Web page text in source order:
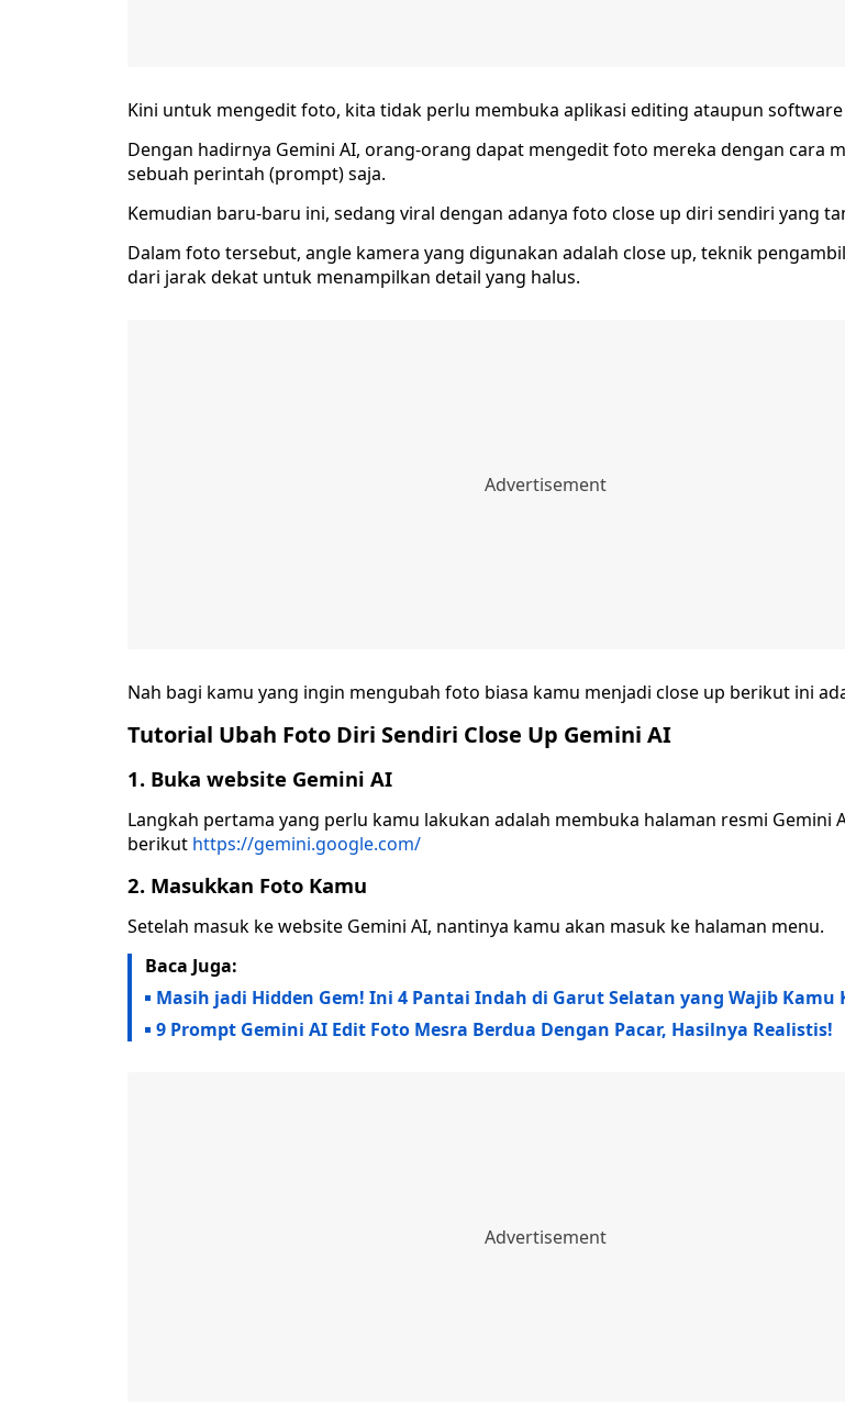
Kini untuk mengedit foto, kita tidak perlu membuka aplikasi editing ataupun
Dengan hadirnya Gemini AI, orang-orang dapat mengedit foto mereka dengan cara
sebuah perintah (prompt) saja.
Kemudian baru-baru ini, sedang viral dengan adanya foto close up diri sendiri yang
Dalam foto tersebut, angle kamera yang digunakan adalah close up, teknik
dari jarak dekat untuk menampilkan detail yang halus.
Nah bagi kamu yang ingin mengubah foto biasa kamu menjadi close up berikut ini
Tutorial Ubah Foto Diri Sendiri Close Up Gemini AI
1. Buka website Gemini AI
Langkah pertama yang perlu kamu lakukan adalah membuka halaman resmi Gemini
berikut https://gemini.google.com/
2. Masukkan Foto Kamu
Setelah masuk ke website Gemini AI, nantinya kamu akan masuk ke halaman menu.
Baca Juga:
Masih jadi Hidden Gem! Ini 4 Pantai Indah di Garut Selatan yang Wajib Kamu
9 Prompt Gemini AI Edit Foto Mesra Berdua Dengan Pacar, Hasilnya Realistis!